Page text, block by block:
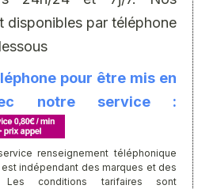
disponibles par téléphone
pour être mis en
notre service :
renseignement téléphonique
est indépendant des marques et des
Les conditions tarifaires sont